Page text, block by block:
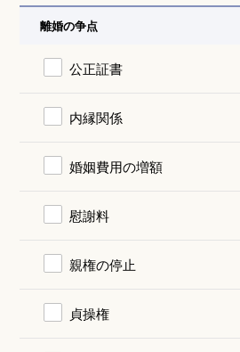
離婚の争点
公正証書
内縁関係
婚姻費用の増額
慰謝料
親権の停止
貞操権